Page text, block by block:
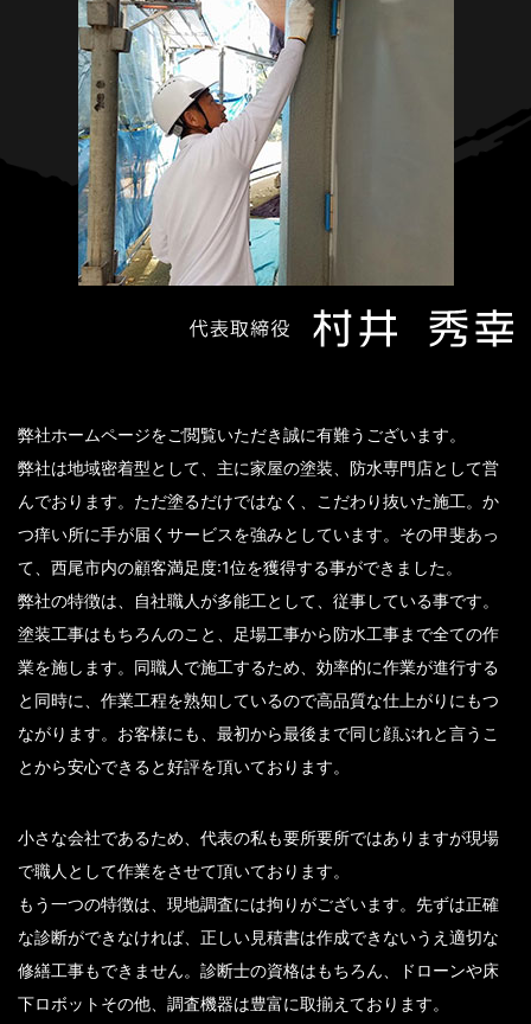
弊社ホームページをご閲覧いただき誠に有難うございます。
弊社は地域密着型として、主に家屋の塗装、防水専門店として営
んでおります。ただ塗るだけではなく、こだわり抜いた施工。か
つ痒い所に手が届くサービスを強みとしています。その甲斐あっ
て、西尾市内の顧客満足度:1位を獲得する事ができました。
弊社の特徴は、自社職人が多能工として、従事している事です。
塗装工事はもちろんのこと、足場工事から防水工事まで全ての作
業を施します。同職人で施工するため、効率的に作業が進行する
と同時に、作業工程を熟知しているので高品質な仕上がりにもつ
ながります。お客様にも、最初から最後まで同じ顔ぶれと言うこ
とから安心できると好評を頂いております。
小さな会社であるため、代表の私も要所要所ではありますが現場
で職人として作業をさせて頂いております。
もう一つの特徴は、現地調査には拘りがございます。先ずは正確
な診断ができなければ、正しい見積書は作成できないうえ適切な
修繕工事もできません。診断士の資格はもちろん、ドローンや床
下ロボットその他、調査機器は豊富に取揃えております。